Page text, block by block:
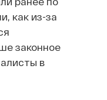
как из-за
законное
в